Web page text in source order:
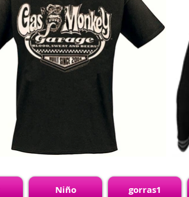
Niño gorras1